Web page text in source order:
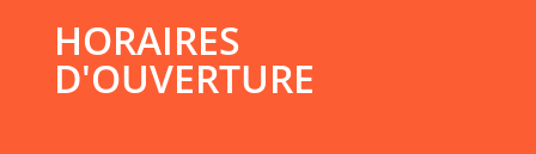
HORAIRES
D'OUVERTURE